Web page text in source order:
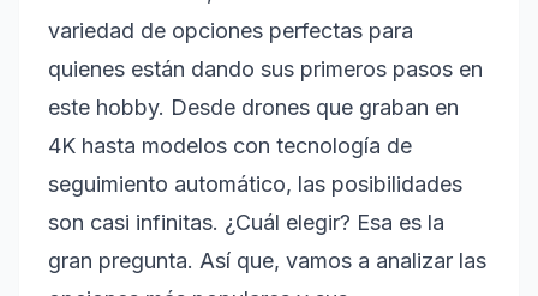
variedad de opciones perfectas para
quienes están dando sus primeros pasos en
este hobby. Desde drones que graban en
4K hasta modelos con tecnología de
seguimiento automático, las posibilidades
son casi infinitas. ¿Cuál elegir? Esa es la
gran pregunta. Así que, vamos a analizar las